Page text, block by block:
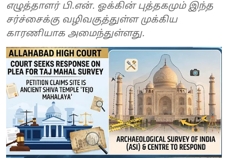
எழுத்தாளர் பி.என். ஓக்கின் புத்தகமும் இந்த
சர்ச்சைக்கு வழிவகுத்துள்ள முக்கிய
காரணியாக அமைந்துள்ளது.